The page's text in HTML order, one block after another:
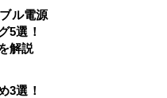
ル電源
5選！
解説
3選！